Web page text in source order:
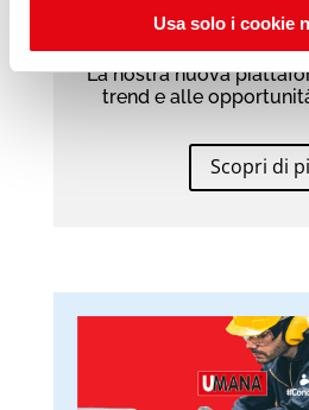
Usa solo i cookie
La nostra nuova
trend e alle
Scopri di